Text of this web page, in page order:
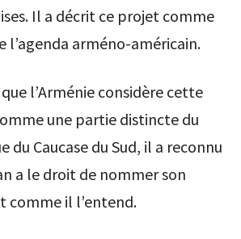
Il a décrit ce projet comme
l’agenda arméno-américain.
l’Arménie considère cette
une partie distincte du
du Caucase du Sud, il a reconnu
a le droit de nommer son
comme il l’entend.